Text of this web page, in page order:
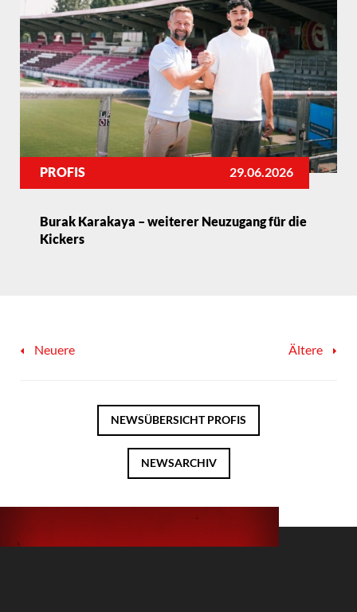
Burak Karakaya – weiterer Neuzugang für die
Kickers
PROFIS 29.06.2026
Neuere Ältere
NEWSÜBERSICHTPROFIS
NEWSARCHIV